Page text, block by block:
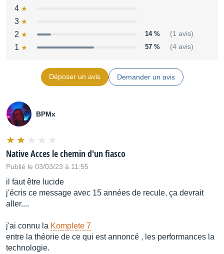
4
3
2
14 % (1 avis)
1 57 % (4 avis)
Déposer un avis Demander un avis
BPMx
Native Acces le chemin d'un fiasco
Publié le 03/03/23 à 11:55
il faut être lucide
j'écris ce message avec 15 années de recule, ça devrait
aller....
j'ai connu la Komplete 7
entre la théorie de ce qui est annoncé , les performances la
technologie.